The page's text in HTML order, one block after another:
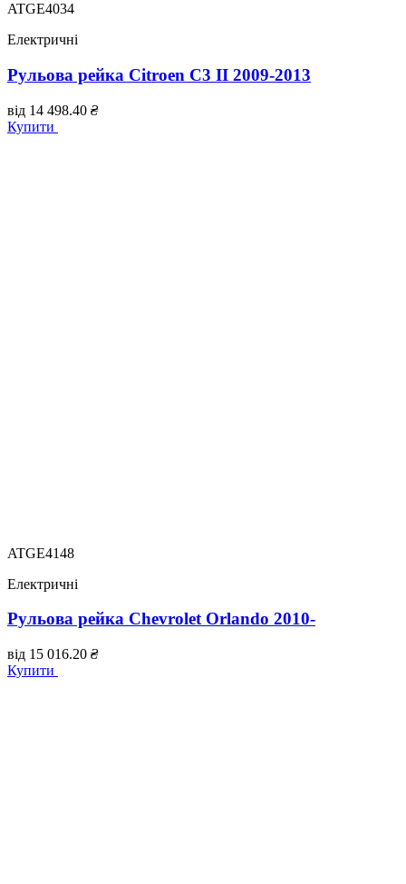
ATGE4034
Електричні
Рульова рейка Citroen C3 II 2009-2013
від 14 498.40 ₴
Купити
ATGE4148
Електричні
Рульова рейка Chevrolet Orlando 2010-
від 15 016.20 ₴
Купити